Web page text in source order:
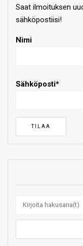
Saat ilmoituksen
sähköpostiisi!
Nimi
Sähköposti*